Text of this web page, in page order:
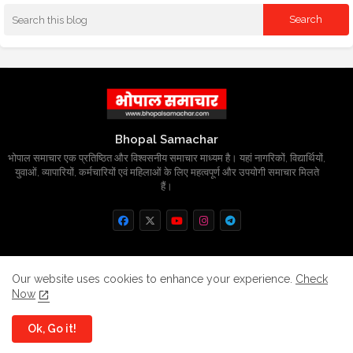
Bhopal Samachar
भोपाल समाचार एक प्रतिष्ठित और विश्वसनीय समाचार माध्यम है। यहां नागरिकों, विद्यार्थियों,
युवाओं, व्यापारियों, कर्मचारियों एवं महिलाओं के लिए महत्वपूर्ण और उपयोगी समाचार मिलते
हैं।
All Right Reserved Copyright
Home About Contact us
Privacy Policy
Our website uses cookies to enhance your experience. Check
Now
Ok, Go it!